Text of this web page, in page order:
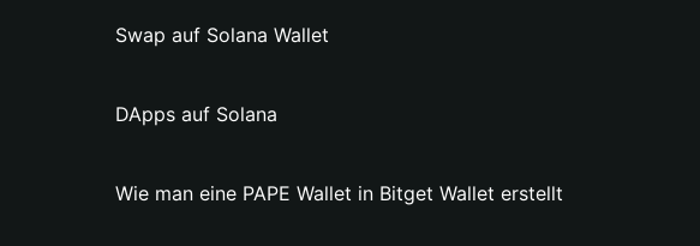
Swap auf Solana Wallet
DApps auf Solana
Wie man eine PAPE Wallet in Bitget Wallet erstellt